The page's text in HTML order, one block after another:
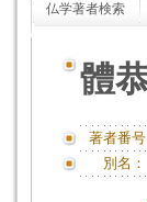
仏学著者検索
體
著者番号
別名：